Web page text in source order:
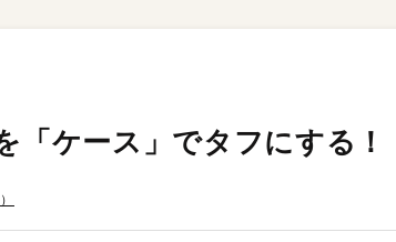
「ケース」でタフにする！